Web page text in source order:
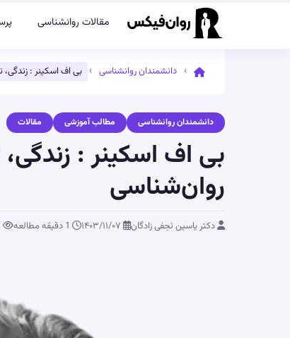
مقالات روانشناسی
› دانشمندان روانشناسی › بی اف اسکینر : زندگی،
دانشمندان روانشناسی مطالب آموزشی مقالات
بی اف اسکینر : زندگی،
روان‌شناسی
دکتر یاسین نجفی زادگان